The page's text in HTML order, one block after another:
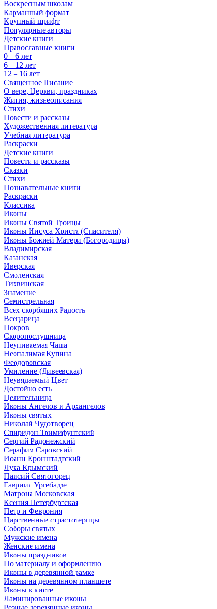
Воскресным школам
Карманный формат
Крупный шрифт
Популярные авторы
Детские книги
Православные книги
0 – 6 лет
6 – 12 лет
12 – 16 лет
Священное Писание
О вере, Церкви, праздниках
Жития, жизнеописания
Стихи
Повести и рассказы
Художественная литература
Учебная литература
Раскраски
Детские книги
Повести и рассказы
Сказки
Стихи
Познавательные книги
Раскраски
Классика
Иконы
Иконы Святой Троицы
Иконы Иисуса Христа (Спасителя)
Иконы Божией Матери (Богородицы)
Владимирская
Казанская
Иверская
Смоленская
Тихвинская
Знамение
Семистрельная
Всех скорбящих Радость
Всецарица
Покров
Скоропослушница
Неупиваемая Чаша
Неопалимая Купина
Феодоровская
Умиление (Дивеевская)
Неувядаемый Цвет
Достойно есть
Целительница
Иконы Ангелов и Архангелов
Иконы святых
Николай Чудотворец
Спиридон Тримифунтский
Сергий Радонежский
Серафим Саровский
Иоанн Кронштадтский
Лука Крымский
Паисий Святогорец
Гавриил Ургебадзе
Матрона Московская
Ксения Петербургская
Петр и Феврония
Царственные страстотерпцы
Соборы святых
Мужские имена
Женские имена
Иконы праздников
По материалу и оформлению
Иконы в деревянной рамке
Иконы на деревянном планшете
Иконы в киоте
Ламинированные иконы
Резные деревянные иконы